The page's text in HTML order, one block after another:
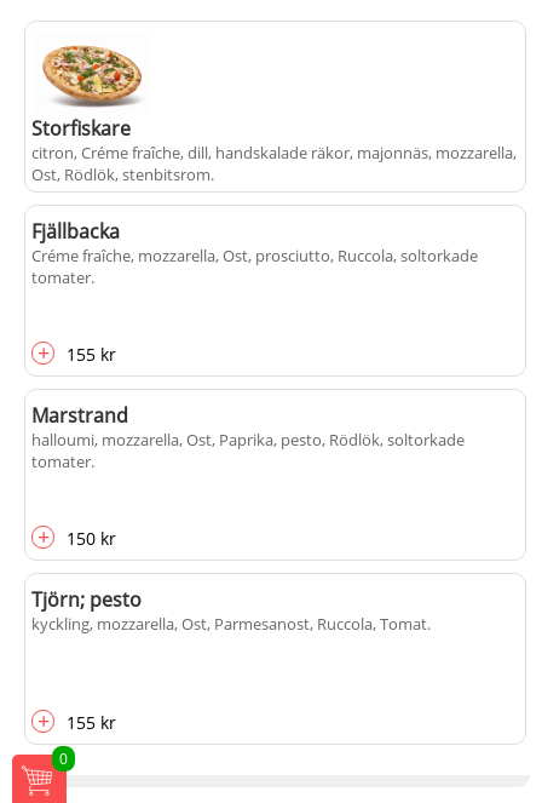
0
Storfiskare
citron, Créme fraîche, dill, handskalade räkor, majonnäs, mozzarella,
Ost, Rödlök, stenbitsrom.
+ 165 kr
Fjällbacka
Créme fraîche, mozzarella, Ost, prosciutto, Ruccola, soltorkade
tomater.
+ 155 kr
Marstrand
halloumi, mozzarella, Ost, Paprika, pesto, Rödlök, soltorkade
tomater.
+ 150 kr
Tjörn; pesto
kyckling, mozzarella, Ost, Parmesanost, Ruccola, Tomat.
+ 155 kr